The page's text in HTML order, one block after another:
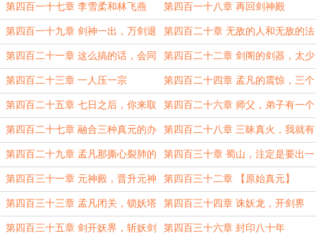
手就行 犯的意思
第四百一十七章 李雪柔和林飞燕 第四百一十八章 再回剑神殿
第四百一十九章 剑神一出，万剑退
避
第四百二十章 无敌的人和无敌的法
第四百二十一章 这么搞的话，会同
归于尽的
第四百二十二章 剑阁的剑器，太少
了
第四百二十三章 一人压一宗 第四百二十四章 孟凡的震惊，三个
汉字！
第四百二十五章 七日之后，你来取
丹
第四百二十六章 师父，弟子有一个
问题
第四百二十七章 融合三种真元的办
法
第四百二十八章 三昧真火，我就有
第四百二十九章 孟凡那撕心裂肺的
惨叫声
第四百三十章 蜀山，注定是要出一
尊剑圣了
第四百三十一章 元神殿，晋升元神
境的办法
第四百三十二章 【原始真元】
第四百三十三章 孟凡闭关，锁妖塔
的异动
第四百三十四章 诛妖龙，开剑界
第四百三十五章 剑开妖界，斩妖剑 第四百三十六章 封印八十年